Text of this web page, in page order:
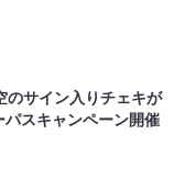
のサイン入りチェキが
スキャンペーン開催